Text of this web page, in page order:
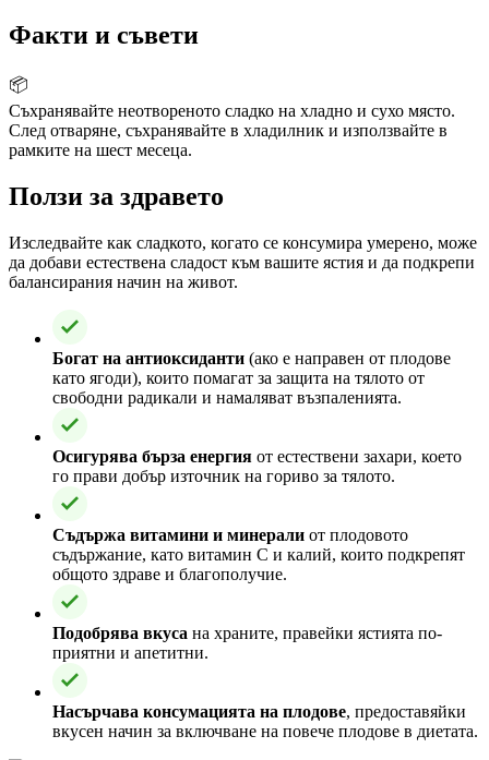
Факти и съвети
📦
Съхранявайте неотвореното сладко на хладно и сухо място.
След отваряне, съхранявайте в хладилник и използвайте в
рамките на шест месеца.
Ползи за здравето
Изследвайте как сладкото, когато се консумира умерено, може
да добави естествена сладост към вашите ястия и да подкрепи
балансирания начин на живот.
Богат на антиоксиданти (ако е направен от плодове
като ягоди), които помагат за защита на тялото от
свободни радикали и намаляват възпаленията.
Осигурява бърза енергия от естествени захари, което
го прави добър източник на гориво за тялото.
Съдържа витамини и минерали от плодовото
съдържание, като витамин С и калий, които подкрепят
общото здраве и благополучие.
Подобрява вкуса на храните, правейки ястията по-
приятни и апетитни.
Насърчава консумацията на плодове, предоставяйки
вкусен начин за включване на повече плодове в диетата.